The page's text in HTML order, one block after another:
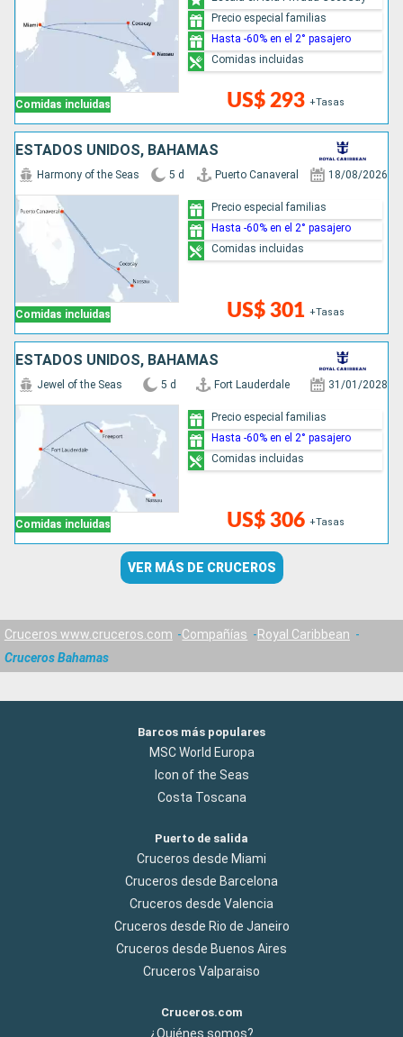
Comidas incluidas US$ 293 +Tasas
Precio especial familias
Hasta -60% en el 2° pasajero
Comidas incluidas
ESTADOS UNIDOS, BAHAMAS
Comidas incluidas
Harmony of the Seas 5 d Puerto Canaveral 18/08/2026
US$ 301 +Tasas
Precio especial familias
Hasta -60% en el 2° pasajero
Comidas incluidas
ESTADOS UNIDOS, BAHAMAS
Comidas incluidas
Jewel of the Seas 5 d Fort Lauderdale 31/01/2028
US$ 306 +Tasas
Precio especial familias
Hasta -60% en el 2° pasajero
Comidas incluidas
VER MÁS DE CRUCEROS
Cruceros www.cruceros.com Compañías
Royal Caribbean
Cruceros Bahamas
Barcos más populares
MSC World Europa
Icon of the Seas
Costa Toscana
Puerto de salida
Cruceros desde Miami
Cruceros desde Barcelona
Cruceros desde Valencia
Cruceros desde Rio de Janeiro
Cruceros desde Buenos Aires
Cruceros Valparaiso
Cruceros.com
¿Quiénes somos?